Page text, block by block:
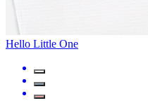
Hello Little One